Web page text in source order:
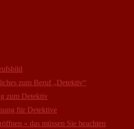
zum Beruf „Detektiv“
zum Detektiv
für Detektive
» das müssen Sie beachten